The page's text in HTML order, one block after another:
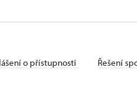
o přístupnosti Řešení